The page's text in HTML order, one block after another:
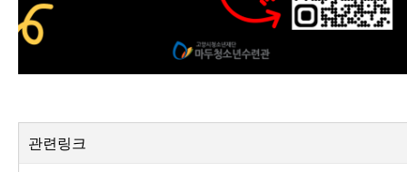
관련링크